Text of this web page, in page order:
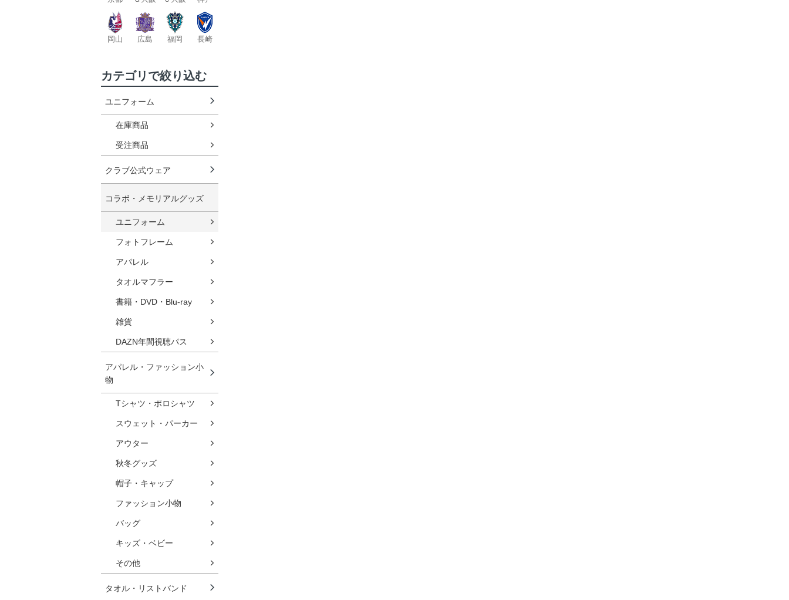
岡山 広島 福岡 長崎
カテゴリで絞り込む
ユニフォーム
在庫商品
受注商品
クラブ公式ウェア
コラボ・メモリアルグッズ
ユニフォーム
フォトフレーム
アパレル
タオルマフラー
書籍・DVD・Blu-ray
雑貨
DAZN年間視聴パス
アパレル・ファッション小
物
Tシャツ・ポロシャツ
スウェット・パーカー
アウター
秋冬グッズ
帽子・キャップ
ファッション小物
バッグ
キッズ・ベビー
その他
タオル・リストバンド